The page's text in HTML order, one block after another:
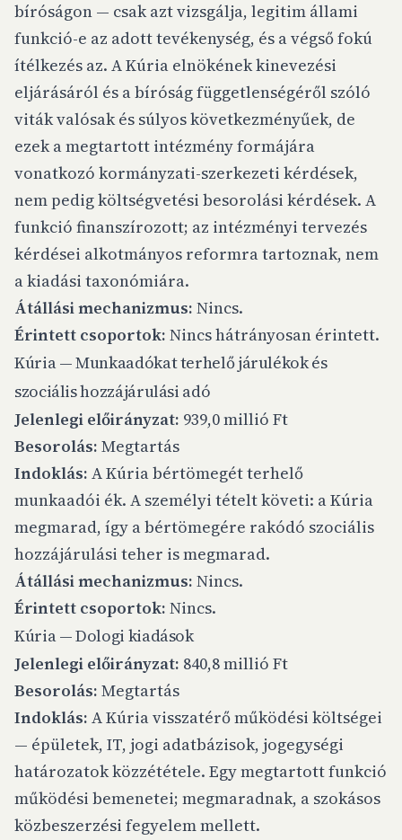
bíróságon — csak azt vizsgálja, legitim állami
funkció-e az adott tevékenység, és a végső fokú
ítélkezés az. A Kúria elnökének kinevezési
eljárásáról és a bíróság függetlenségéről szóló
viták valósak és súlyos következményűek, de
ezek a megtartott intézmény formájára
vonatkozó kormányzati-szerkezeti kérdések,
nem pedig költségvetési besorolási kérdések. A
funkció finanszírozott; az intézményi tervezés
kérdései alkotmányos reformra tartoznak, nem
a kiadási taxonómiára.
Átállási mechanizmus: Nincs.
Érintett csoportok: Nincs hátrányosan érintett.
Kúria — Munkaadókat terhelő járulékok és
szociális hozzájárulási adó
Jelenlegi előirányzat: 939,0 millió Ft
Besorolás: Megtartás
Indoklás: A Kúria bértömegét terhelő
munkaadói ék. A személyi tételt követi: a Kúria
megmarad, így a bértömegére rakódó szociális
hozzájárulási teher is megmarad.
Átállási mechanizmus: Nincs.
Érintett csoportok: Nincs.
Kúria — Dologi kiadások
Jelenlegi előirányzat: 840,8 millió Ft
Besorolás: Megtartás
Indoklás: A Kúria visszatérő működési költségei
— épületek, IT, jogi adatbázisok, jogegységi
határozatok közzététele. Egy megtartott funkció
működési bemenetei; megmaradnak, a szokásos
közbeszerzési fegyelem mellett.